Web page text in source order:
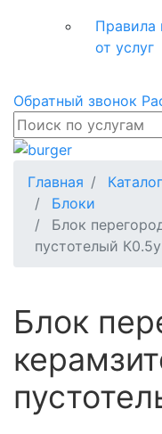
Правила
от услуг
Обратный звонок
Главная Каталог
Блоки
Блок
пустотелый К0.5у
Блок